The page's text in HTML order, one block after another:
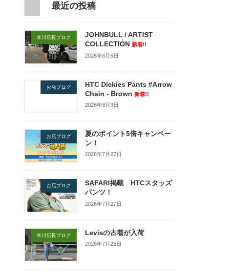
最近の投稿
本川店長ブログ
JOHNBULL / ARTIST
COLLECTION 新着!!
2026年8月5日
お店ブログ
HTC Dickies Pants #Arrow
Chain - Brown 新着!!
2026年8月3日
お店ブログ
夏のポイント5倍キャンペー
ン！
2026年7月27日
お店ブログ
SAFARI掲載 HTCスタッズ
パンツ！
2026年7月27日
本川店長ブログ Levisの古着が入荷
2026年7月25日